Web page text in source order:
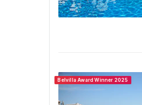
Belvilla Award Winner 2025